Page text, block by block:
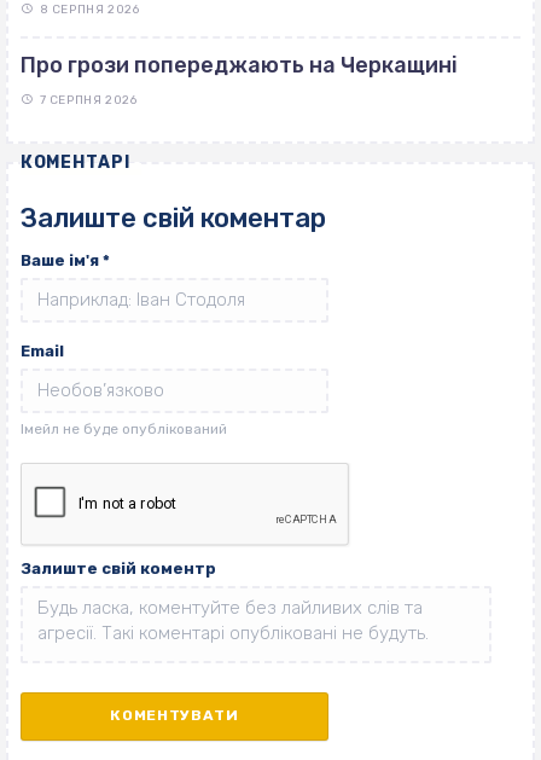
8 СЕРПНЯ 2026
Про грози попереджають на Черкащині
7 СЕРПНЯ 2026
КОМЕНТАРІ
Залиште свій коментар
Ваше ім'я *
Email
Залиште свій коментр